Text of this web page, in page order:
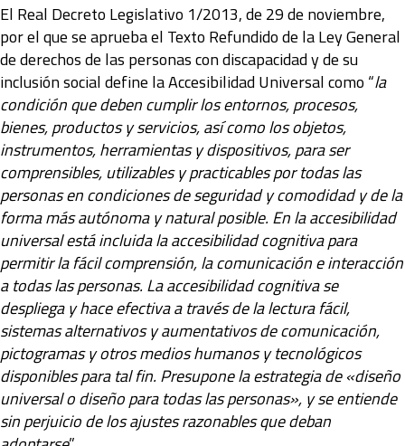
El Real Decreto Legislativo 1/2013, de 29 de noviembre,
por el que se aprueba el Texto Refundido de la Ley General
de derechos de las personas con discapacidad y de su
inclusión social define la Accesibilidad Universal como “la
condición que deben cumplir los entornos, procesos,
bienes, productos y servicios, así como los objetos,
instrumentos, herramientas y dispositivos, para ser
comprensibles, utilizables y practicables por todas las
personas en condiciones de seguridad y comodidad y de la
forma más autónoma y natural posible. En la accesibilidad
universal está incluida la accesibilidad cognitiva para
permitir la fácil comprensión, la comunicación e interacción
a todas las personas. La accesibilidad cognitiva se
despliega y hace efectiva a través de la lectura fácil,
sistemas alternativos y aumentativos de comunicación,
pictogramas y otros medios humanos y tecnológicos
disponibles para tal fin. Presupone la estrategia de «diseño
universal o diseño para todas las personas», y se entiende
sin perjuicio de los ajustes razonables que deban